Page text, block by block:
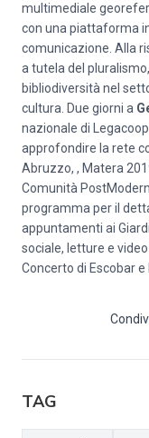
multimediale
con una piattaforma
comunicazione. Alla
a tutela del
bibliodiversità nel
cultura. Due giorni a
nazionale di
approfondire la rete
Abruzzo, , Matera
Comunità
programma per il
appuntamenti ai
sociale, letture e
Concerto di Escobar
TAG